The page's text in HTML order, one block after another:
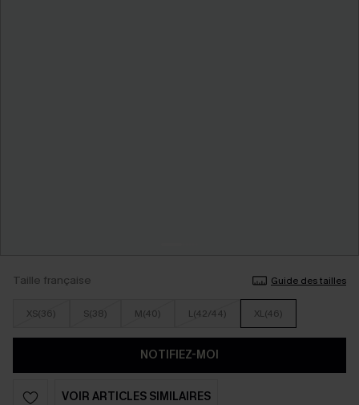
Taille française Guide des tailles
XS(36) S(38) M(40) L(42/44) XL(46)
NOTIFIEZ-MOI
VOIR ARTICLES SIMILAIRES